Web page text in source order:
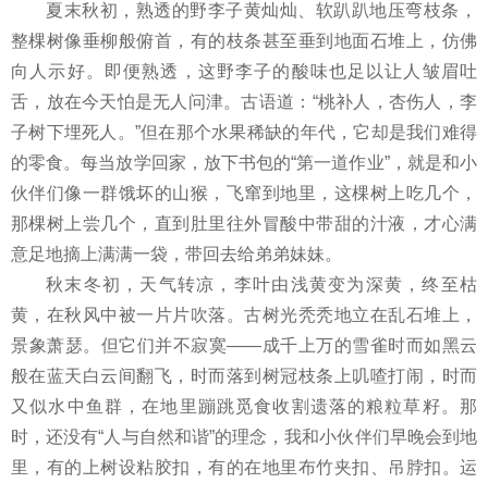
夏末秋初，熟透的野李子黄灿灿、软趴趴地压弯枝条，
整棵树像垂柳般俯首，有的枝条甚至垂到地面石堆上，仿佛
向人示好。即便熟透，这野李子的酸味也足以让人皱眉吐
舌，放在今天怕是无人问津。古语道：“桃补人，杏伤人，李
子树下埋死人。”但在那个水果稀缺的年代，它却是我们难得
的零食。每当放学回家，放下书包的“第一道作业”，就是和小
伙伴们像一群饿坏的山猴，飞窜到地里，这棵树上吃几个，
那棵树上尝几个，直到肚里往外冒酸中带甜的汁液，才心满
意足地摘上满满一袋，带回去给弟弟妹妹。
秋末冬初，天气转凉，李叶由浅黄变为深黄，终至枯
黄，在秋风中被一片片吹落。古树光秃秃地立在乱石堆上，
景象萧瑟。但它们并不寂寞——成千上万的雪雀时而如黑云
般在蓝天白云间翻飞，时而落到树冠枝条上叽喳打闹，时而
又似水中鱼群，在地里蹦跳觅食收割遗落的粮粒草籽。那
时，还没有“人与自然和谐”的理念，我和小伙伴们早晚会到地
里，有的上树设粘胶扣，有的在地里布竹夹扣、吊脖扣。运